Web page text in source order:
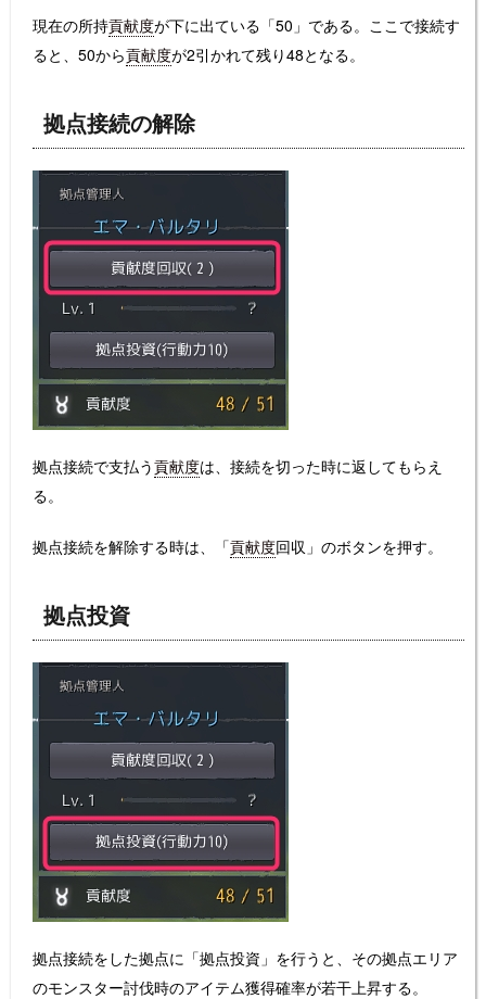
現在の所持貢献度が下に出ている「50」である。ここで接続す
ると、50から貢献度が2引かれて残り48となる。
拠点接続の解除
拠点接続で支払う貢献度は、接続を切った時に返してもらえ
る。
拠点接続を解除する時は、「貢献度回収」のボタンを押す。
拠点投資
拠点接続をした拠点に「拠点投資」を行うと、その拠点エリア
のモンスター討伐時のアイテム獲得確率が若干上昇する。